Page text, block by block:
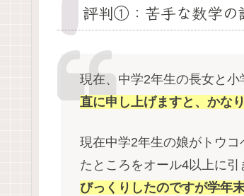
評判①：苦手な数学の
現在、中学2年生の長女と
直に申し上げますと、かな
現在中学2年生の娘がトウ
たところをオール4以上に
びっくりしたのですが学年